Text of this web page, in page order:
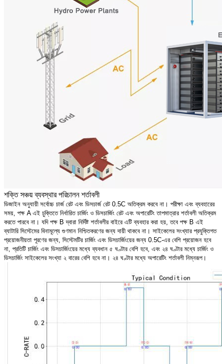
শক্তি সঞ্চয় ব্যবস্থার পরিচালন শর্তাবলী
ডিজাইন অনুযায়ী সর্বোচ্চ চার্জ রেট এবং ডিসচার্জ রেট 0.5C অতিক্রম করবে না। পরীক্ষা এবং ব্যবহারের
সময়, পক্ষ A এই চুক্তিতে নির্ধারিত চার্জিং ও ডিসচার্জিং রেট এবং অপারেটিং তাপমাত্রার শর্তাবলী অতিক্রম
করতে পারবে না। যদি পক্ষ B দ্বারা নির্দিষ্ট শর্তাবলীর বাইরে এটি ব্যবহার করা হয়, তবে পক্ষ B এই
ব্যাটারি সিস্টেমের বিনামূল্যে গুণমান নিশ্চিতকরণের জন্য দায়ী থাকবে না। সাইকেলের সংখ্যার প্রযুক্তিগত
প্রয়োজনীয়তা পূরণের জন্য, সিস্টেমটির চার্জিং এবং ডিসচার্জিংয়ের জন্য 0.5C-এর বেশি প্রয়োজন হবে
না, প্রতিটি চার্জিং এবং ডিসচার্জিংয়ের মধ্যে ব্যবধান ৫ ঘণ্টার বেশি হবে, এবং ২৪ ঘণ্টার মধ্যে চার্জিং ও
ডিসচার্জিং সাইকেলের সংখ্যা ২ বারের বেশি হবে না। ২৪ ঘণ্টার মধ্যে অপারেটিং শর্তাবলী নিম্নরূপ।